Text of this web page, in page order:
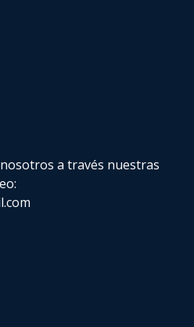
a través nuestras